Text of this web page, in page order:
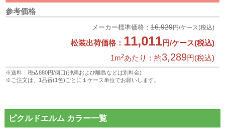
参考価格
メーカー標準価格：16,929円/ケース(税込)
松装出荷価格： 11,011円/ケース(税込)
1m2あたり：約3,289円(税込)
※送料：税込880円/個口(沖縄および離島などは別料金)
※ご注文は、1品番(1色)ごとに１ケース単位でお願いします。
ピクルドエルム カラー一覧